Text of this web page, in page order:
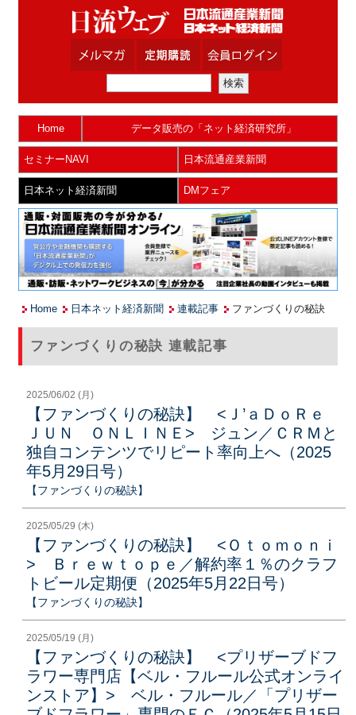
Home データ販売の「ネット経済研究所」
セミナーNAVI 日本流通産業新聞
日本ネット経済新聞 DMフェア
Home 日本ネット経済新聞 連載記事 ファンづくりの秘訣
ファンづくりの秘訣 連載記事
2025/06/02 (月)
【ファンづくりの秘訣】 <Ｊ’ａＤｏＲｅ
ＪＵＮ ＯＮＬＩＮＥ> ジュン／ＣＲＭと
独自コンテンツでリピート率向上へ（2025
年5月29日号）
【ファンづくりの秘訣】
2025/05/29 (木)
【ファンづくりの秘訣】 <Ｏｔｏｍｏｎｉ
> Ｂｒｅｗｔｏｐｅ／解約率１％のクラフ
トビール定期便（2025年5月22日号）
【ファンづくりの秘訣】
2025/05/19 (月)
【ファンづくりの秘訣】 <プリザーブドフ
ラワー専門店【ベル・フルール公式オンライ
ンストア】> ベル・フルール／「プリザー